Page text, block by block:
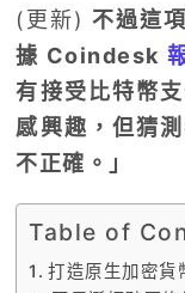
(更新) 不過這
據 Coindesk
有接受比特幣
感興趣，但猜
不正確。」
Table of
打造原生加密貨